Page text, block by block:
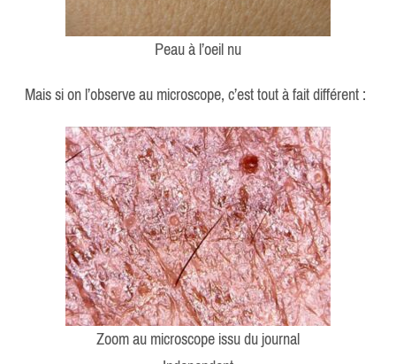
Peau à l’oeil nu
Mais si on l’observe au microscope, c’est tout à fait différent :
Zoom au microscope issu du journal